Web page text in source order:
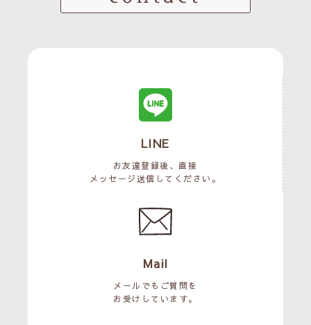
LINE
お友達登録後、直接
メッセージ送信してください。
Mail
メールでもご質問を
お受けしています。